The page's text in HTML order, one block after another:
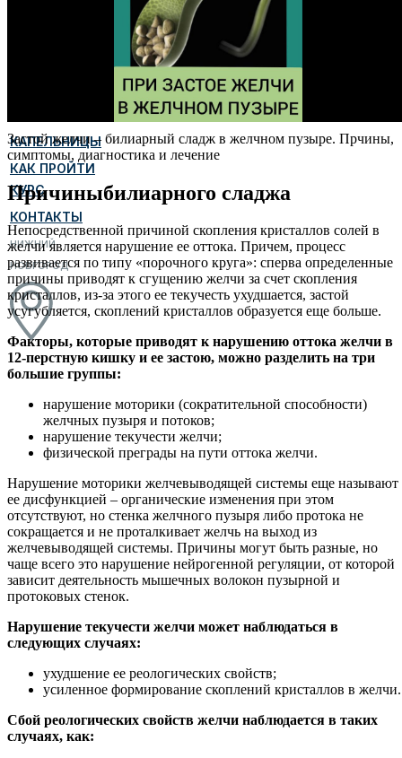
КАПЕЛЬНИЦЫ
КАК ПРОЙТИ
КУРС
КОНТАКТЫ
НИЖНИЙ
НОВГОРОД
Застой желчи – билиарный сладж в желчном пузыре. Прчины,
симптомы, диагностика и лечение
Причиныбилиарного сладжа
Непосредственной причиной скопления кристаллов солей в
желчи является нарушение ее оттока. Причем, процесс
развивается по типу «порочного круга»: сперва определенные
причины приводят к сгущению желчи за счет скопления
кристаллов, из-за этого ее текучесть ухудшается, застой
усугубляется, скоплений кристаллов образуется еще больше.
Факторы, которые приводят к нарушению оттока желчи в
12-перстную кишку и ее застою, можно разделить на три
большие группы:
нарушение моторики (сократительной способности)
желчных пузыря и потоков;
нарушение текучести желчи;
физической преграды на пути оттока желчи.
Нарушение моторики желчевыводящей системы еще называют
ее дисфункцией – органические изменения при этом
отсутствуют, но стенка желчного пузыря либо протока не
сокращается и не проталкивает желчь на выход из
желчевыводящей системы. Причины могут быть разные, но
чаще всего это нарушение нейрогенной регуляции, от которой
зависит деятельность мышечных волокон пузырной и
протоковых стенок.
Нарушение текучести желчи может наблюдаться в
следующих случаях:
ухудшение ее реологических свойств;
усиленное формирование скоплений кристаллов в желчи.
Сбой реологических свойств желчи наблюдается в таких
случаях, как: